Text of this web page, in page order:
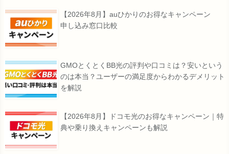
【2026年8月】auひかりのお得なキャンペーン
申し込み窓口比較
GMOとくとくBB光の評判や口コミは？安いという
のは本当？ユーザーの満足度からわかるデメリット
を解説
【2026年8月】ドコモ光のお得なキャンペーン｜特
典や乗り換えキャンペーンも解説